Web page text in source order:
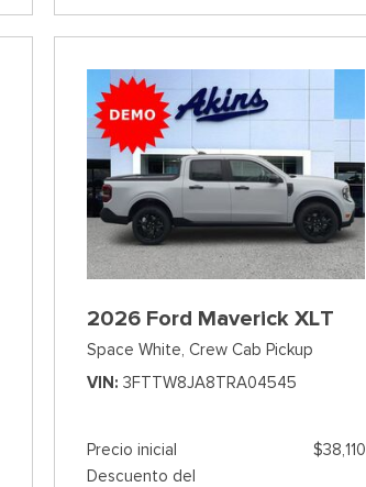
2026 Ford Maverick XLT
Space White, Crew Cab Pickup
VIN 3FTTW8JA8TRA04545
Precio inicial
$38,110
Descuento del